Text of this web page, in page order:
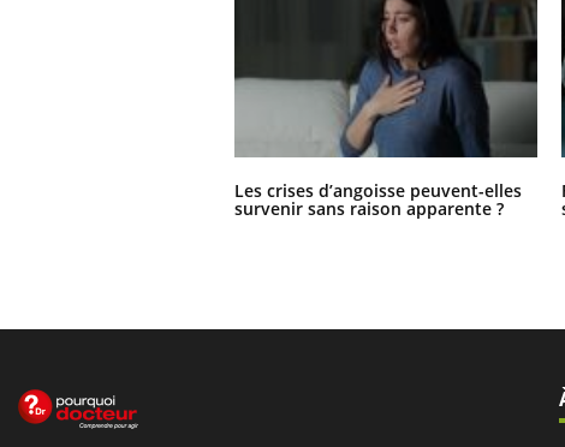
Les crises d’angoisse peuvent-elles
survenir sans raison apparente ?